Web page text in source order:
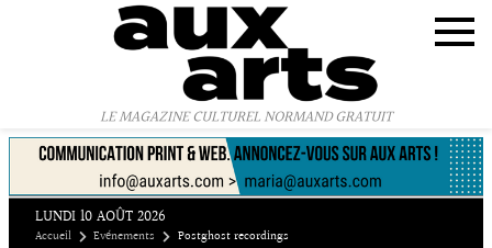
LE MAGAZINE CULTUREL NORMAND GRATUIT
LUNDI 10 AOÛT 2026
Accueil Evénements Postghost recordings
Panneau de gestion des cookies